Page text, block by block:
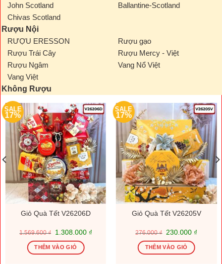
John Scotland
Ballantine-Scotland
Chivas Scotland
Rượu Nội
RƯỢU ERESSON
Rượu gạo
Rượu Trái Cây
Rượu Mercy - Việt
Rượu Ngâm
Vang Nổ Việt
Vang Việt
Không Rượu
SALE
17%
Giỏ Quà Tết V26206D
1.569.600₫
Giá
là:
1.569.600 ₫.
1.308.000 ₫Giá
THÊM VÀO GIỎ
SALE
17%
Giỏ Quà Tết V26205V
276.000₫
Giá
là:
276.000 ₫.
230.000 ₫Giá
THÊM VÀO GIỎ